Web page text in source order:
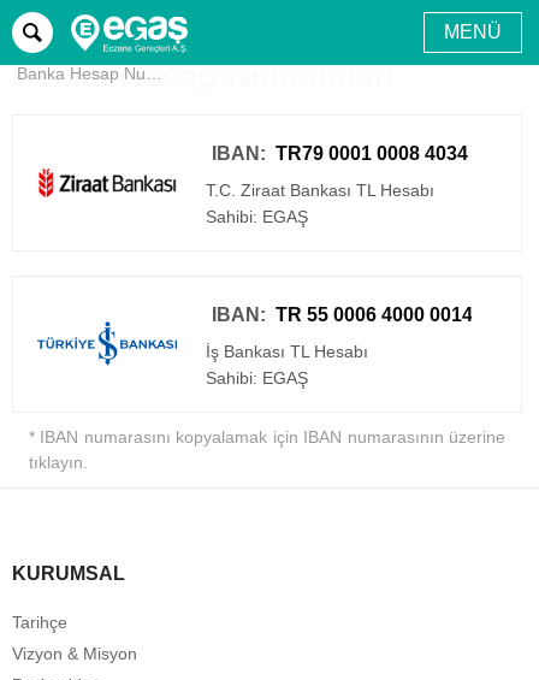
Ana sayfa Yardım
MENÜ
Banka Hesap Numaraları
IBAN:
T.C. Ziraat Bankası TL Hesabı
Sahibi: EGAŞ
IBAN:
İş Bankası TL Hesabı
Sahibi: EGAŞ
* IBAN numarasını kopyalamak için IBAN numarasının üzerine
tıklayın.
KURUMSAL
Tarihçe
Vizyon & Misyon